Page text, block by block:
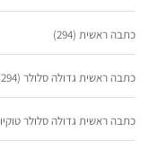
כתבה ראשית (294)
כתבה ראשית גדולה סלולר (294)
כתבה ראשית גדולה סלולר טוקיו